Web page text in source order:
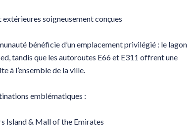
soigneusement conçues
bénéficie d’un emplacement privilégié : le lagon
tandis que les autoroutes E66 et E311 offrent une
à l’ensemble de la ville.
emblématiques :
Island & Mall of the Emirates